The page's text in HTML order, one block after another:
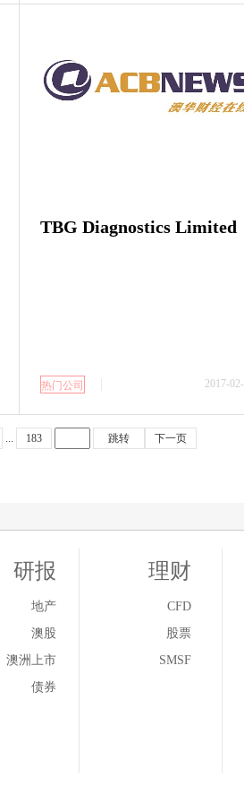
TBG Diagnostics Limited
热门公司 2017-
... 183 跳转 下一页
研报
地产
澳股
澳洲上市
债券
理财
CFD
股票
SMSF